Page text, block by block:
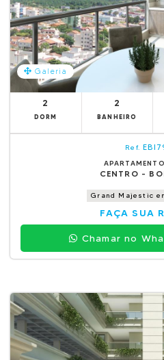
Galeria
2
DORM
2
BANHEIRO
Ref.
CENTRO -
Grand Majestic
FAÇA SUA
Chamar no